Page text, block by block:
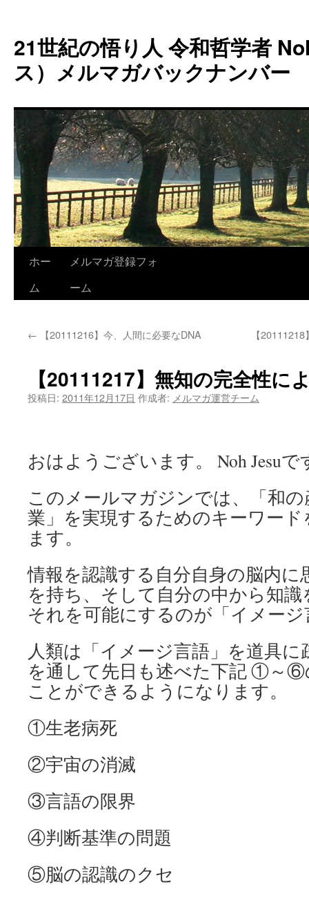
テ
ン
ツ
へ
キ
ッ
プ
21世紀の悟り人 令和哲学者
ス）メルマガバックナンバー
ホー
ム
メルマガ登録フォ
ーム
← 【20111216】今、人間に必要なDNA 【
【20111217】無知の完全性に
投稿日: 2011年12月17日 作成者: メルマガ運営チーム
おはようございます。 Noh Jesuで
このメールマガジンでは、「和
業」を実現するためのキーワー
ます。
情報を認識する自分自身の脳内に
を持ち、そして自分の中から知
それを可能にするのが「イメー
人類は「イメージ言語」を道具
を通して先日も述べた下記 ①～⑥
ことができるようになります。
①生老病死
②宇宙の消滅
③言語の限界
④判断基準の問題
⑤脳の認識のクセ